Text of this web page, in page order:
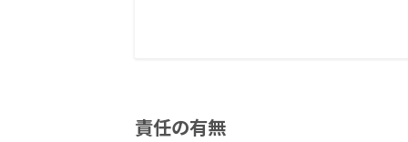
責任の有無